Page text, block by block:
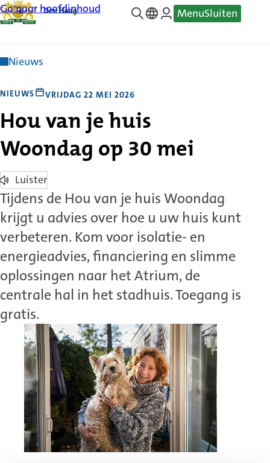
Ga naar hoofdinhoud
—
MenuSluiten
Nieuws
NIEUWS VRIJDAG 22 MEI 2026
Hou van je huis
Woondag op 30 mei
Luister
Tijdens de Hou van je huis Woondag
krijgt u advies over hoe u uw huis kunt
verbeteren. Kom voor isolatie- en
energieadvies, financiering en slimme
oplossingen naar het Atrium, de
centrale hal in het stadhuis. Toegang is
gratis.